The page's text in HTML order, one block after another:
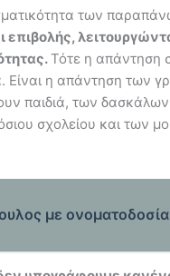
των
Τότε η απάντηση
Είναι η απάντηση
παιδιά, των
σχολείου και των
με